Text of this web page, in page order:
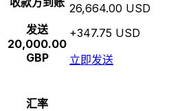
发送
20,000.00
GBP
26,664.00 USD
+347.75 USD
立即发送
汇率